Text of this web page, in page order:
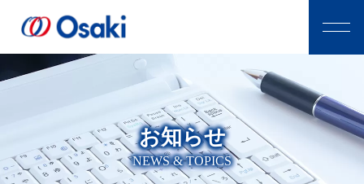
お知らせ
NEWS & TOPICS